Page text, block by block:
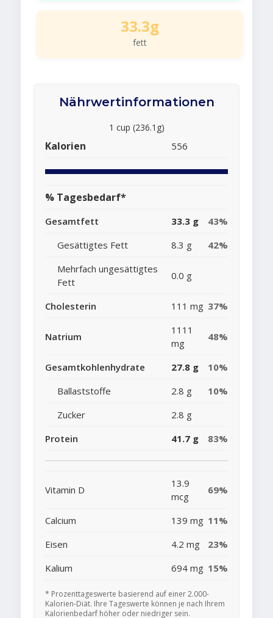
33.3g
fett
Nährwertinformationen
1 cup (236.1g)
Kalorien 556
% Tagesbedarf*
Gesamtfett 33.3 g
43%
Gesättigtes Fett
8.3 g
42%
Mehrfach ungesättigtes
Fett
0.0 g
Cholesterin 111 mg 37%
Natrium
1111
mg
48%
Gesamtkohlenhydrate 27.8 g
10%
Ballaststoffe
2.8 g
10%
Zucker
2.8 g
Protein
41.7 g 83%
Vitamin D
13.9
mcg
69%
Calcium 139 mg 11%
Eisen
4.2 mg
23%
Kalium
694 mg 15%
* Prozenttageswerte basierend auf einer 2.000-
Kalorien-Diät. Ihre Tageswerte können je nach Ihrem
Kalorienbedarf höher oder niedriger sein.